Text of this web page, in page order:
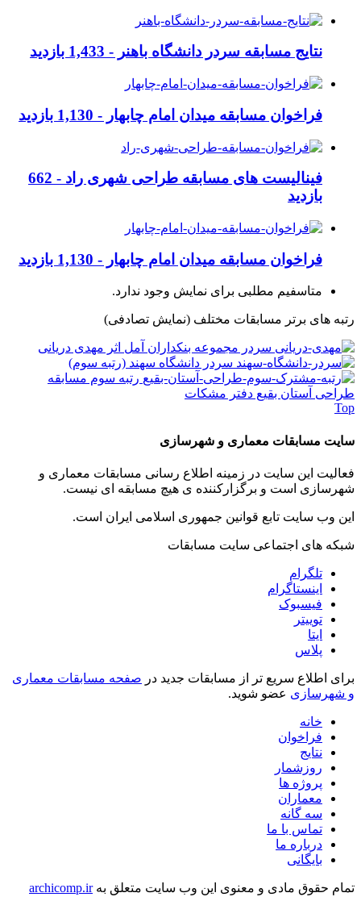
نتایج مسابقه سردر دانشگاه باهنر - 1,433 بازدید
فراخوان مسابقه میدان امام چابهار - 1,130 بازدید
فینالیست های مسابقه طراحی شهری راد - 662
بازدید
فراخوان مسابقه میدان امام چابهار - 1,130 بازدید
متاسفیم مطلبی برای نمایش وجود ندارد.
رتبه های برتر مسابقات مختلف (نمایش تصادفی)
سردر مجموعه بنکداران آمل اثر مهدی دریانی
سردر دانشگاه سهند (رتبه سوم)
رتبه سوم مسابقه
طراحی آستان بقیع دفتر مشکات
Top
سایت مسابقات معماری و شهرسازی
فعالیت این سایت در زمینه اطلاع رسانی مسابقات معماری و
شهرسازی است و برگزارکننده ی هیچ مسابقه ای نیست.
این وب سایت تابع قوانین جمهوری اسلامی ایران است.
شبکه های اجتماعی سایت مسابقات
تلگرام
اینستاگرام
فیسبوک
توییتر
ایتا
پلاس
برای اطلاع سریع تر از مسابقات جدید در صفحه مسابقات معماری
و شهرسازی عضو شوید.
خانه
فراخوان
نتایج
روزشمار
پروژه ها
معماران
سه گانه
تماس با ما
درباره ما
بایگانی
تمام حقوق مادی و معنوی این وب سایت متعلق بهarchicomp.ir